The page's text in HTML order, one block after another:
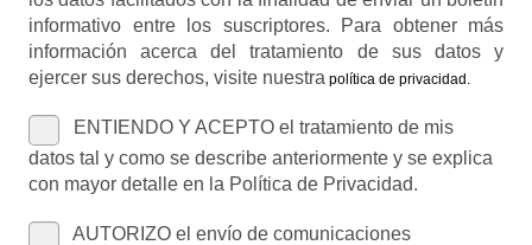
informativo entre los suscriptores. Para obtener más
información acerca del tratamiento de sus datos y
ejercer sus derechos, visite nuestra política de privacidad
ENTIENDO Y ACEPTO el tratamiento de mis
datos tal y como se describe anteriormente y se explica
con mayor detalle en la Política de Privacidad.
AUTORIZO el envío de comunicaciones